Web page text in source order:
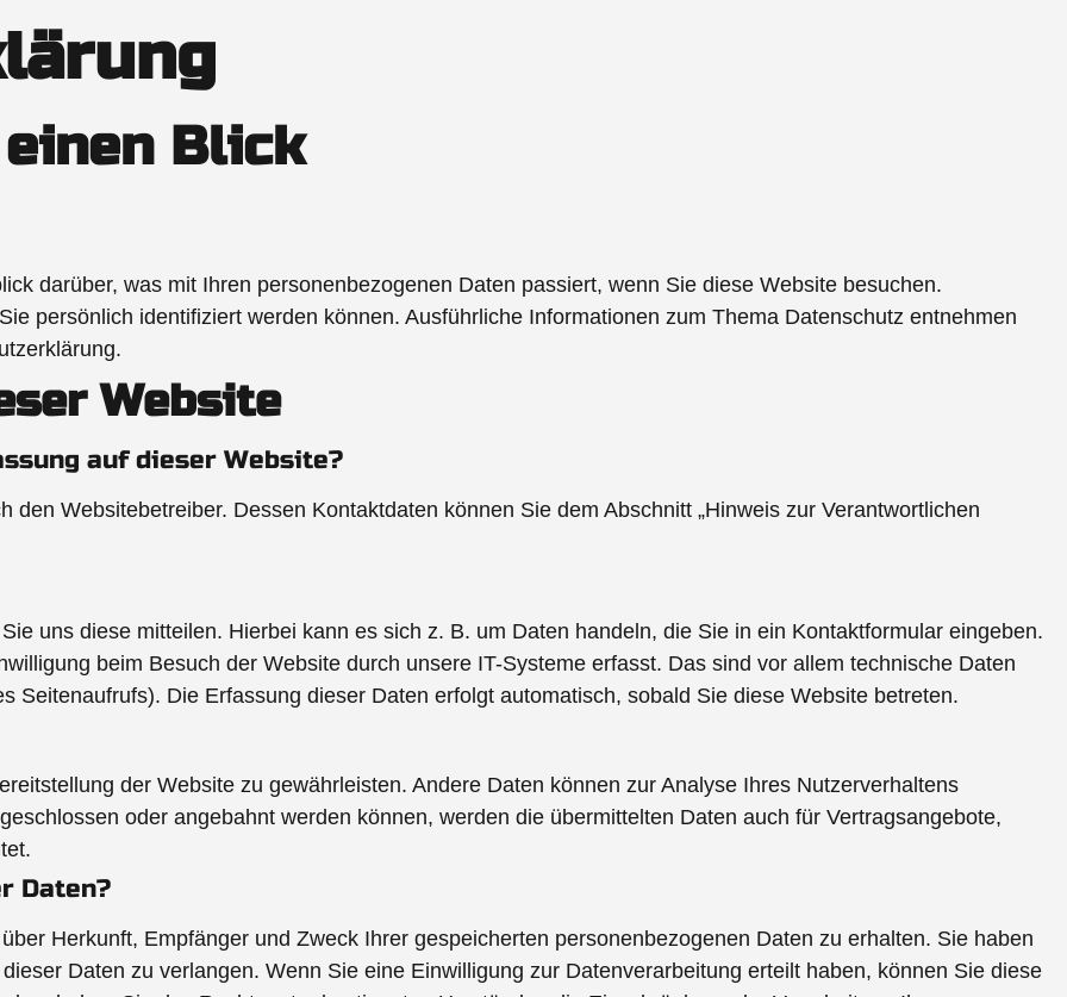
Blick
darüber, was mit Ihren personenbezogenen Daten passiert, wenn Sie diese Website besuchen.
persönlich identifiziert werden können. Ausführliche Informationen zum Thema Datenschutz entnehmen
Website
auf dieser Website?
Websitebetreiber. Dessen Kontaktdaten können Sie dem Abschnitt „Hinweis zur Verantwortlichen
uns diese mitteilen. Hierbei kann es sich z. B. um Daten handeln, die Sie in ein Kontaktformular eingeben.
beim Besuch der Website durch unsere IT-Systeme erfasst. Das sind vor allem technische Daten
Seitenaufrufs). Die Erfassung dieser Daten erfolgt automatisch, sobald Sie diese Website betreten.
der Website zu gewährleisten. Andere Daten können zur Analyse Ihres Nutzerverhaltens
oder angebahnt werden können, werden die übermittelten Daten auch für Vertragsangebote,
Daten?
Herkunft, Empfänger und Zweck Ihrer gespeicherten personenbezogenen Daten zu erhalten. Sie haben
Daten zu verlangen. Wenn Sie eine Einwilligung zur Datenverarbeitung erteilt haben, können Sie diese